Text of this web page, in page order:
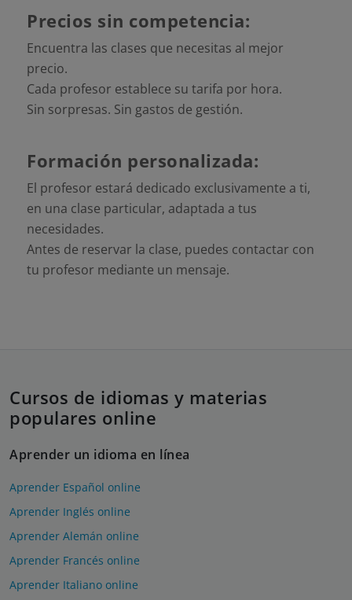
Precios sin competencia:
Encuentra las clases que necesitas al mejor
precio.
Cada profesor establece su tarifa por hora.
Sin sorpresas. Sin gastos de gestión.
Formación personalizada:
El profesor estará dedicado exclusivamente a ti,
en una clase particular, adaptada a tus
necesidades.
Antes de reservar la clase, puedes contactar con
tu profesor mediante un mensaje.
Cursos de idiomas y materias
populares online
Aprender un idioma en línea
Aprender Español online
Aprender Inglés online
Aprender Alemán online
Aprender Francés online
Aprender Italiano online